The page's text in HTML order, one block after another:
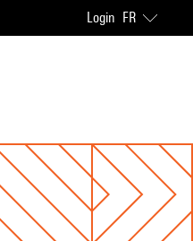
Login FR